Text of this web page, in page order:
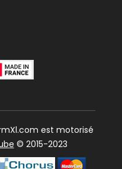
est motorisé
© 2015-2023